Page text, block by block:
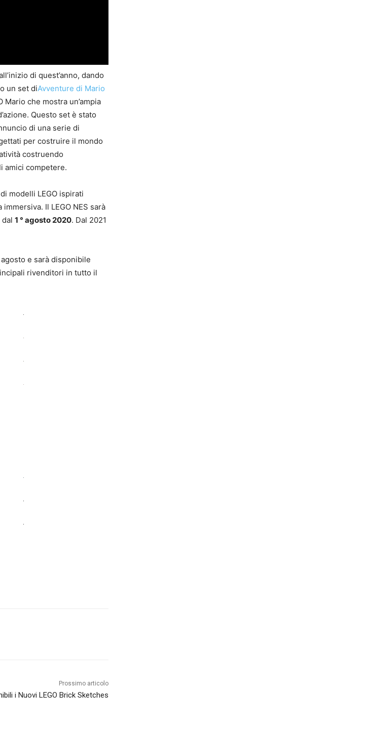
di quest’anno, dando
un set diAvventure di Mario
che mostra un’ampia
Questo set è stato
di una serie di
per costruire il mondo
costruendo
amici competere.
modelli LEGO ispirati
Il LEGO NES sarà
1 ° agosto 2020. Dal 2021
e sarà disponibile
rivenditori in tutto il
Prossimo articolo
i Nuovi LEGO Brick Sketches